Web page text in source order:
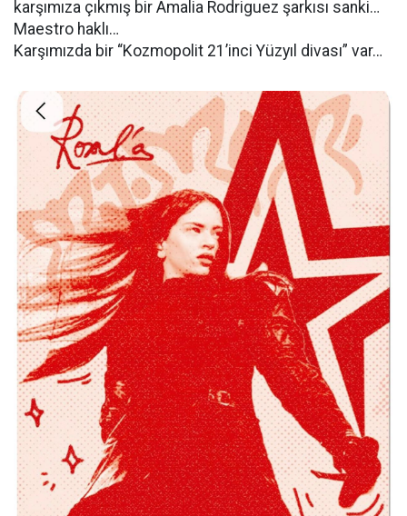
karşımıza çıkmış bir Amalia Rodriguez şarkısı sanki…
Maestro haklı…
Karşımızda bir “Kozmopolit 21’inci Yüzyıl divası” var…